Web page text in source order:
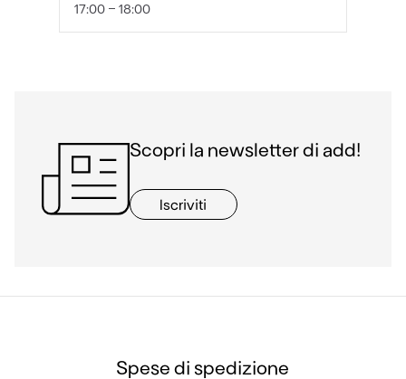
17:00 - 18:00
Scopri la newsletter di add!
Iscriviti
Spese di spedizione